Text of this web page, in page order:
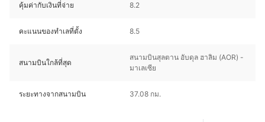
คุ้มค่ากับเงินที่จ่าย 8.2
คะแนนของทำเลที่ตั้ง 8.5
สนามบินใกล้ที่สุด
สนามบินสุลตาน อับดุล ฮาลิม (AOR) -
มาเลเซีย
ระยะทางจากสนามบิน 37.08 กม.